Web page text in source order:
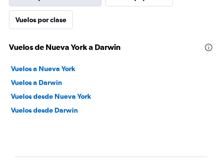
Vuelos por clase
Vuelos de Nueva York a Darwin
Vuelos a Nueva York
Vuelos a Darwin
Vuelos desde Nueva York
Vuelos desde Darwin